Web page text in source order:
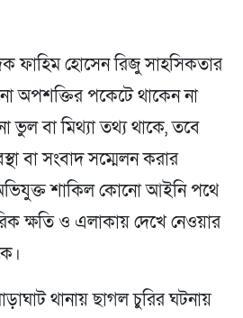
ফাহিম হোসেন রিজু সাহসিকতার
অপশক্তির পকেটে থাকেন না
ভুল বা মিথ্যা তথ্য থাকে, তবে
বা সংবাদ সম্মেলন করার
শাকিল কোনো আইনি পথে
ক্ষতি ও এলাকায় দেখে নেওয়ার
থানায় ছাগল চুরির ঘটনায়